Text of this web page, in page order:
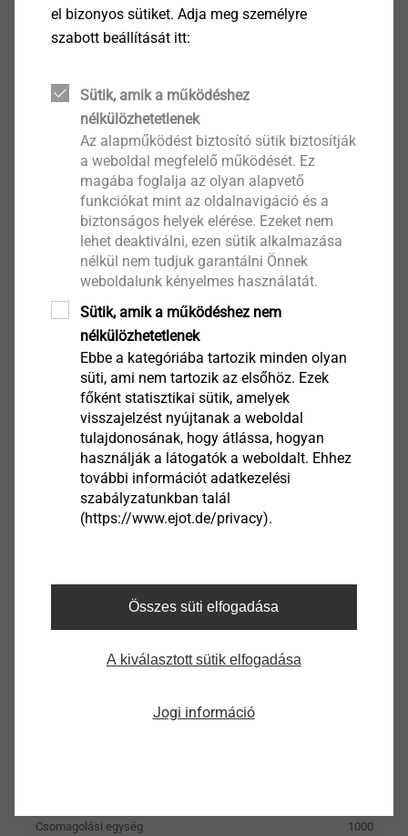
Alkalmazás
alapanyagú termékekből, betonból és
pórusbetonból készült alépítményeken
Tulajdonságok
Acél alucink bevonattal
Megjegyzés
Kombinálható EJOT DABO tetőcsavarral / beton- és
pórusbeton csavarral
Product data sheet.pdf 199 KB
ETA-07/0013.pdf 3 MB
EPD Flat roof fastening systems.pdf
Német
HTV-40 RU tányéralátét
Csomagolási egység 1000
el bizonyos sütiket. Adja meg személyre
szabott beállítását itt:
Sütik, amik a működéshez
nélkülözhetetlenek
Az alapműködést biztosító sütik biztosítják
a weboldal megfelelő működését. Ez
magába foglalja az olyan alapvető
funkciókat mint az oldalnavigáció és a
biztonságos helyek elérése. Ezeket nem
lehet deaktiválni, ezen sütik alkalmazása
nélkül nem tudjuk garantálni Önnek
weboldalunk kényelmes használatát.
Sütik, amik a működéshez nem
nélkülözhetetlenek
Ebbe a kategóriába tartozik minden olyan
süti, ami nem tartozik az elsőhöz. Ezek
főként statisztikai sütik, amelyek
visszajelzést nyújtanak a weboldal
tulajdonosának, hogy átlássa, hogyan
használják a látogatók a weboldalt. Ehhez
további információt adatkezelési
szabályzatunkban talál
(https://www.ejot.de/privacy).
Összes süti elfogadása
A kiválasztott sütik elfogadása
Jogi információ